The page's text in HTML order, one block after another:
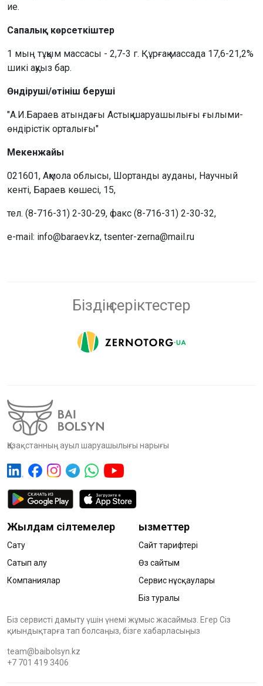
ие.
Сапалық көрсеткіштер
1 мың тұқым массасы - 2,7-3 г. Құрғақ массада 17,6-21,2%
шикі ақуыз бар.
Өндіруші/өтініш беруші
"А.И.Бараев атындағы Астық шаруашылығы ғылыми-
өндірістік орталығы"
Мекенжайы
021601, Ақмола облысы, Шортанды ауданы, Научный
кенті, Бараев көшесі, 15,
тел. (8-716-31) 2-30-29, факс (8-716-31) 2-30-32,
e-mail: info@baraev.kz, tsenter-zerna@mail.ru
Біздің серіктестер
Қазақстанның ауыл шаруашылығы нарығы
Жылдам сілтемелер
Сату
Сатып алу
Компаниялар
Қызметтер
Сайт тарифтері
Өз сайтым
Сервис нұсқаулары
Біз туралы
Біз сервисті дамыту үшін үнемі жұмыс жасаймыз. Егер Сіз
қиындықтарға тап болсаңыз, бізге хабарласыңыз
team@baibolsyn.kz
+7 701 419 3406